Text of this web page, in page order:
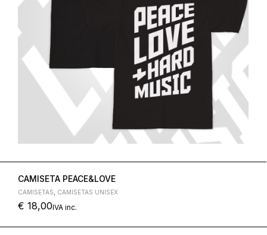
CAMISETA PEACE&LOVE
CAMISETAS CAMISETAS UNISEX
€ 18,00IVA inc.